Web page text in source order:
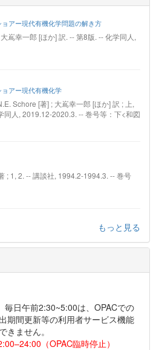
アー現代有機化学問題の解き方
嶌幸一郎 [ほか] 訳. -- 第8版. -- 化学同人,
アー現代有機化学
Schore [著] ; 大嶌幸一郎 [ほか] 訳 ; 上,
同人, 2019.12-2020.3. -- 巻号等：下<和図
; 1, 2. -- 講談社, 1994.2-1994.3. -- 巻号
もっと見る
毎日午前2:30~5:00は、OPACでの
期間更新等の利用者サービス機能
きません。
（OPAC臨時停止）